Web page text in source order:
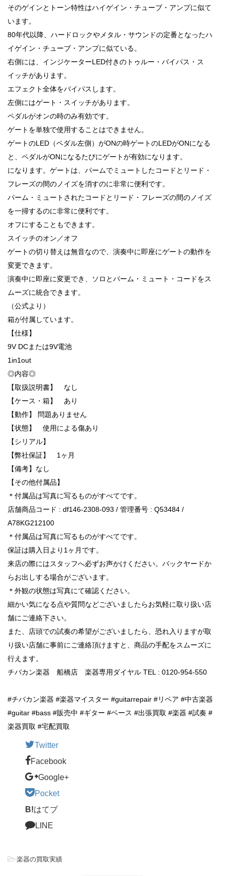
そのゲインとトーン特性はハイゲイン・チューブ・アンプに似て
います。
80年代以降、ハードロックやメタル・サウンドの定番となったハ
イゲイン・チューブ・アンプに似ている。
右側には、インジケーターLED付きのトゥルー・バイパス・ス
イッチがあります。
エフェクト全体をバイパスします。
左側にはゲート・スイッチがあります。
ペダルがオンの時のみ有効です。
ゲートを単独で使用することはできません。
ゲートのLED（ペダル左側）がONの時ゲートのLEDがONになる
と、ペダルがONになるたびにゲートが有効になります。
になります。ゲートは、パームでミュートしたコードとリード・
フレーズの間のノイズを消すのに非常に便利です。
パーム・ミュートされたコードとリード・フレーズの間のノイズ
を一掃するのに非常に便利です。
オフにすることもできます。
スイッチのオン／オフ
ゲートの切り替えは無音なので、演奏中に即座にゲートの動作を
変更できます。
演奏中に即座に変更でき、ソロとパーム・ミュート・コードをス
ムーズに統合できます。
（公式より）
箱が付属しています。
【仕様】
9V DCまたは9V電池
1in1out
◎内容◎
【取扱説明書】 なし
【ケース・箱】 あり
【動作】 問題ありません
【状態】 使用による傷あり
【シリアル】
【弊社保証】 1ヶ月
【備考】なし
【その他付属品】
＊付属品は写真に写るものがすべてです。
店舗商品コード : df146-2308-093 / 管理番号 : Q53484 /
A78KG212100
＊付属品は写真に写るものがすべてです。
保証は購入日より1ヶ月です。
来店の際にはスタッフへ必ずお声かけください。バックヤードか
らお出しする場合がございます。
＊外観の状態は写真にて確認ください。
細かい気になる点や質問などございましたらお気軽に取り扱い店
舗にご連絡下さい。
また、店頭での試奏の希望がございましたら、恐れ入りますが取
り扱い店舗に事前にご連絡頂けますと、商品の手配をスムーズに
行えます。
チバカン楽器 船橋店 楽器専用ダイヤル TEL : 0120-954-550
#チバカン楽器 #楽器マイスター #guitarrepair #リペア #中古楽器
#guitar #bass #販売中 #ギター #ベース #出張買取 #楽器 #試奏 #
楽器買取 #宅配買取
Twitter
Facebook
Google+
Pocket
B!はてブ
LINE
-楽器の買取実績